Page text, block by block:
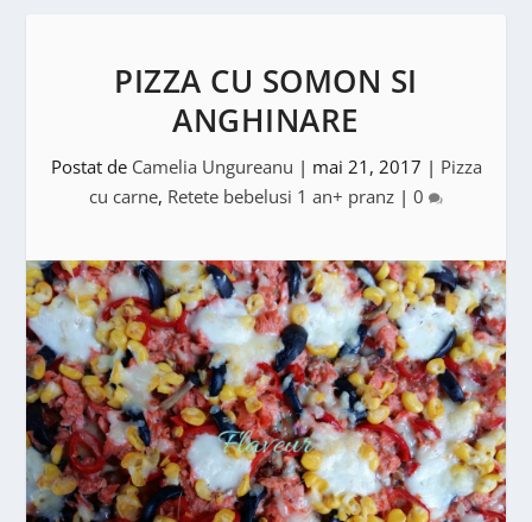
PIZZA CU SOMON SI
ANGHINARE
Postat de Camelia Ungureanu | mai 21, 2017 | Pizza
cu carne, Retete bebelusi 1 an+ pranz | 0